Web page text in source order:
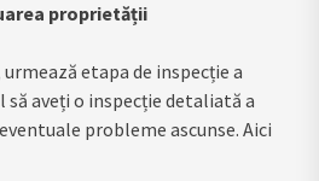
proprietății
etapa de inspecție a
aveți o inspecție detaliată a
probleme ascunse. Aici